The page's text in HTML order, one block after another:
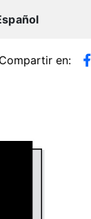
Compartir en: